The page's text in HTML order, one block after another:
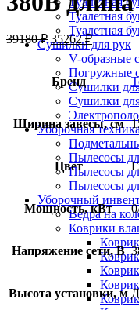
Туалетная
Туалетная
Сушилки для рук
V-образные
Погружные
Сушилки
Сушилки
Уборочная
Пылесосы
Пылесосы
Пылесосы
Уборочный
Ведра на
Коврики
39180₽ 35262₽
Бренд
Ширина завесы, см
Цвет
Мощность, кВт
Напряжение сети, В
Высота установки, м